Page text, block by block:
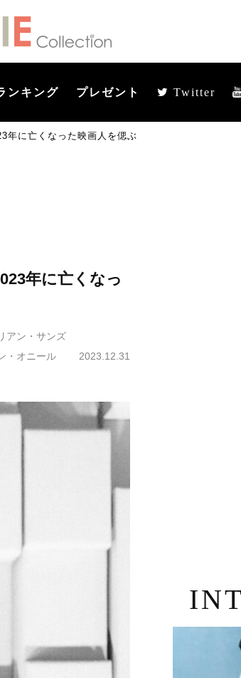
ンキング プレゼント Twitter
年に亡くなった映画人を偲ぶ
年に亡くなっ
アン・サンズ
・オニール
2023.12.31